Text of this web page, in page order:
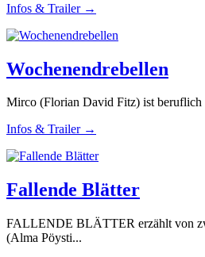
Infos & Trailer →
Wochenendrebellen
Mirco (Florian David Fitz) ist beruflich
Infos & Trailer →
Fallende Blätter
FALLENDE BLÄTTER erzählt von
(Alma Pöysti...